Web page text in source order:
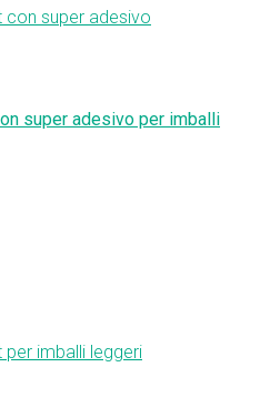
super adesivo
super adesivo per imballi
imballi leggeri